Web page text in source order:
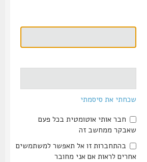
שכחתי את סיסמתי
חבר אותי אוטומטית בכל פעם
שאבקר ממחשב זה
בהתחברות זו אל תאפשר למשתמשים
אחרים לראות אם אני מחובר